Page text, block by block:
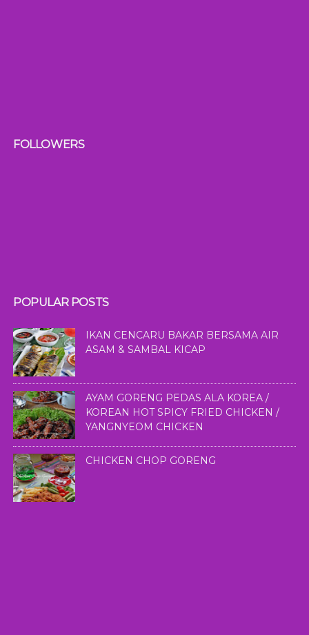
FOLLOWERS
POPULAR POSTS
IKAN CENCARU BAKAR BERSAMA AIR
ASAM & SAMBAL KICAP
AYAM GORENG PEDAS ALA KOREA /
KOREAN HOT SPICY FRIED CHICKEN /
YANGNYEOM CHICKEN
CHICKEN CHOP GORENG